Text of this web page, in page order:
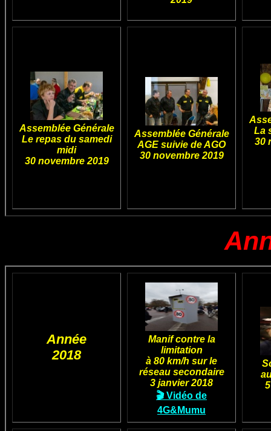
Assemblée Générale
Le repas du samedi
midi
30 novembre 2019
Assemblée Générale
AGE suivie de AGO
30 novembre 2019
La
30
Année
2018
Manif contre la
limitation
à 80 km/h sur le
réseau secondaire
3 janvier 2018
🎬 Vidéo de
4G&Mumu